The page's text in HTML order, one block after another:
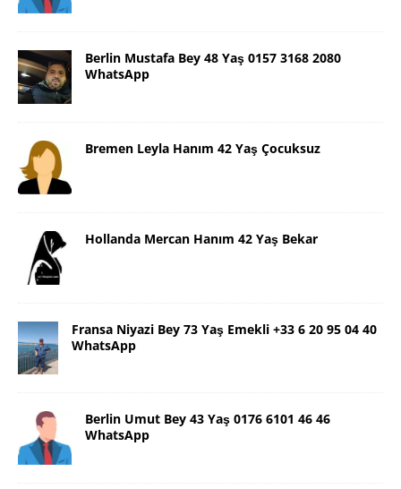
Berlin Mustafa Bey 48 Yaş 0157 3168 2080
WhatsApp
Bremen Leyla Hanım 42 Yaş Çocuksuz
Hollanda Mercan Hanım 42 Yaş Bekar
Fransa Niyazi Bey 73 Yaş Emekli +33 6 20 95 04 40
WhatsApp
Berlin Umut Bey 43 Yaş 0176 6101 46 46
WhatsApp